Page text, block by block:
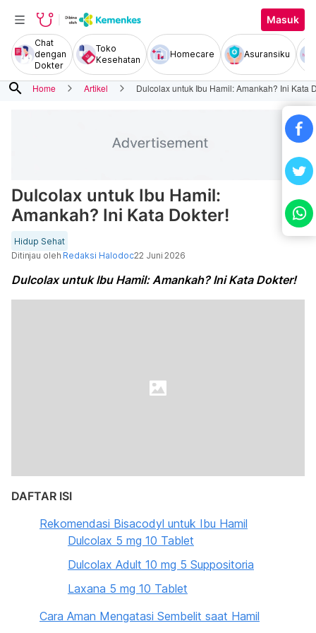
Masuk
Chat
dengan
Dokter
Toko
Kesehatan
Homecare Asuransiku
search Home Artikel Dulcolax untuk Ibu Hamil: Amankah? Ini Kata
Dulcolax untuk Ibu Hamil:
Amankah? Ini Kata Dokter!
Hidup Sehat
Ditinjau oleh Redaksi Halodoc22 Juni 2026
Dulcolax untuk Ibu Hamil: Amankah? Ini Kata Dokter!
DAFTAR ISI
Rekomendasi Bisacodyl untuk Ibu Hamil
Dulcolax 5 mg 10 Tablet
Dulcolax Adult 10 mg 5 Suppositoria
Laxana 5 mg 10 Tablet
Cara Aman Mengatasi Sembelit saat Hamil